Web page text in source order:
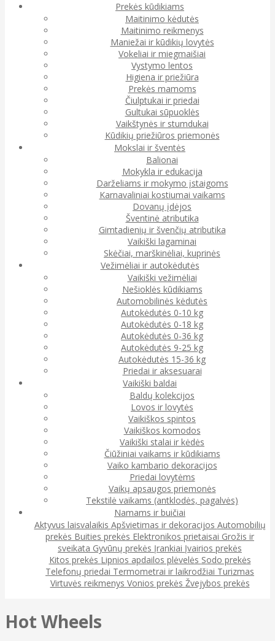
Prekės kūdikiams
Maitinimo kėdutės
Maitinimo reikmenys
Maniežai ir kūdikių lovytės
Vokeliai ir miegmaišiai
Vystymo lentos
Higiena ir priežiūra
Prekės mamoms
Čiulptukai ir priedai
Gultukai sūpuoklės
Vaikštynės ir stumdukai
Kūdikių priežiūros priemonės
Mokslai ir šventės
Balionai
Mokykla ir edukacija
Darželiams ir mokymo įstaigoms
Karnavaliniai kostiumai vaikams
Dovanų įdėjos
Šventinė atributika
Gimtadienių ir švenčių atributika
Vaikiški lagaminai
Skėčiai, marškinėliai, kuprinės
Vežimėliai ir autokėdutės
Vaikiški vežimėliai
Nešioklės kūdikiams
Automobilinės kėdutės
Autokėdutės 0-10 kg
Autokėdutės 0-18 kg
Autokėdutės 0-36 kg
Autokėdutės 9-25 kg
Autokėdutės 15-36 kg
Priedai ir aksesuarai
Vaikiški baldai
Baldų kolekcijos
Lovos ir lovytės
Vaikiškos spintos
Vaikiškos komodos
Vaikiški stalai ir kėdės
Čiūžiniai vaikams ir kūdikiams
Vaiko kambario dekoracijos
Priedai lovytėms
Vaikų apsaugos priemonės
Tekstilė vaikams (antklodės, pagalvės)
Namams ir buičiai
Aktyvus laisvalaikis Apšvietimas ir dekoracijos Automobilių
prekės Buities prekės Elektronikos prietaisai Grožis ir
sveikata Gyvūnų prekės Įrankiai Įvairios prekės
Kitos prekės Lipnios apdailos plėvelės Sodo prekės
Telefonų priedai Termometrai ir laikrodžiai Turizmas
Virtuvės reikmenys Vonios prekės Žvejybos prekės
Hot Wheels